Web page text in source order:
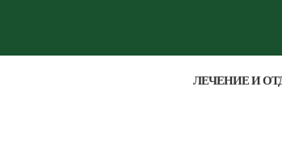
ЛЕЧЕНИЕ И